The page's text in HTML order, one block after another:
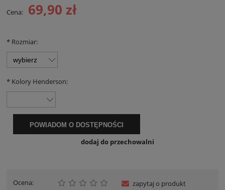
Cena: 69,90 zł
* Rozmiar:
* Kolory Henderson:
POWIADOM O DOSTĘPNOŚCI
dodaj do przechowalni
Ocena:
zapytaj o produkt